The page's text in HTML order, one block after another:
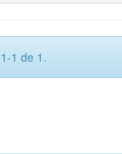
1 de 1.